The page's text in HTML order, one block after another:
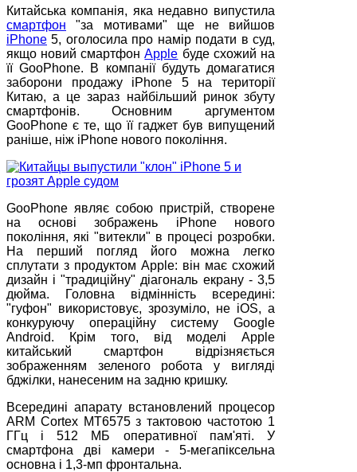
Китайська компанія, яка недавно випустила
смартфон "за мотивами" ще не вийшов
iPhone 5, оголосила про намір подати в суд,
якщо новий смартфонApple буде схожий на
її GooPhone. В компанії будуть домагатися
заборони продажу iPhone 5 на території
Китаю, а це зараз найбільший ринок збуту
смартфонів. Основним аргументом
GooPhone є те, що її гаджет був випущений
раніше, ніж iPhone нового покоління.
GooPhone являє собою пристрій, створене
на основі зображень iPhone нового
покоління, які "витекли" в процесі розробки.
На перший погляд його можна легко
сплутати з продуктом Apple: він має схожий
дизайн і "традиційну" діагональ екрану - 3,5
дюйма. Головна відмінність всередині:
"гуфон" використовує, зрозуміло, не iOS, а
конкуруючу операційну систему Google
Android. Крім того, від моделі Apple
китайський смартфон відрізняється
зображенням зеленого робота у вигляді
бджілки, нанесеним на задню кришку.
Всередині апарату встановлений процесор
ARM Cortex MT6575 з тактовою частотою 1
ГГц і 512 МБ оперативної пам'яті. У
смартфона дві камери - 5-мегапіксельна
основна і 1,3-мп фронтальна.